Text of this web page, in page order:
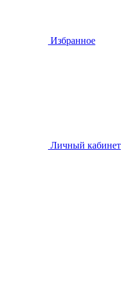
Избранное
Личный кабинет